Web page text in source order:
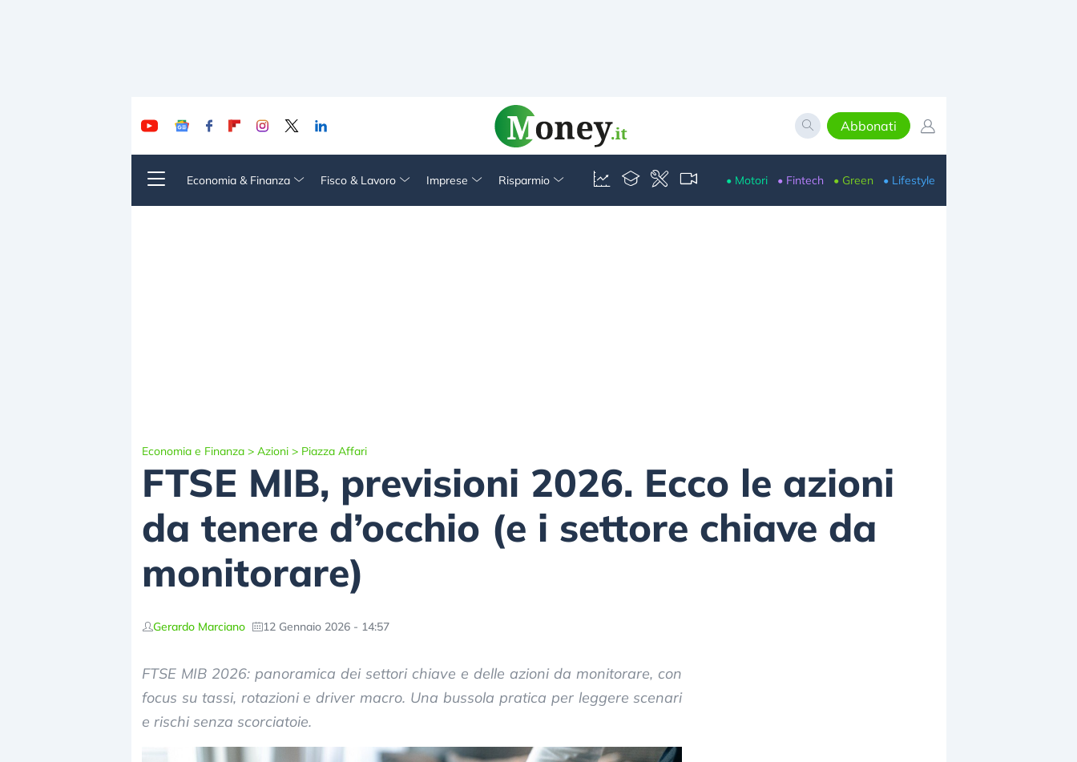
Abbonati
Economia & Finanza Fisco & Lavoro Imprese Risparmio • Motori • Fintech • Green • Lifestyle
Economia e Finanza > Azioni > Piazza Affari
FTSE MIB, previsioni 2026. Ecco le azioni
da tenere d’occhio (e i settore chiave da
monitorare)
Gerardo Marciano 12 Gennaio 2026 - 14:57
FTSE MIB 2026: panoramica dei settori chiave e delle azioni da monitorare, con
focus su tassi, rotazioni e driver macro. Una bussola pratica per leggere scenari
e rischi senza scorciatoie.